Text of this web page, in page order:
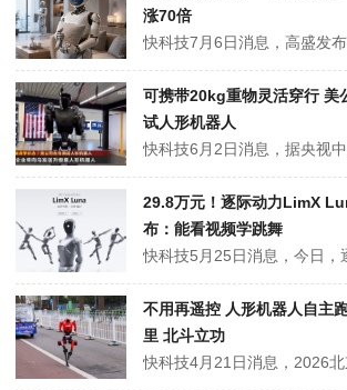
涨70倍
可携带20kg重物灵活穿行 美
试人形机器人
29.8万元！逐际动力LimX
布：能看视频学跳舞
不用再遥控 人形机器人自主
里 北斗立功